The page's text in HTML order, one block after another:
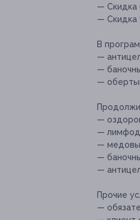
— Скидка
— Скидка
В
—
—
—
—
—
—
—
—
Прочие
—